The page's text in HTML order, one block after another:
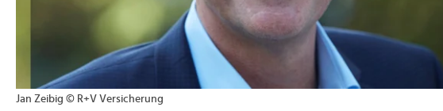
Jan Zeibig © R+V Versicherung